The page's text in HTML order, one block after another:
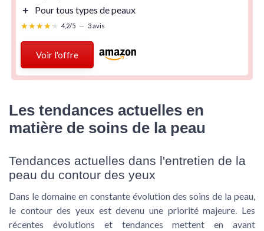
＋
Pour tous types de peaux
★★★★★
★★★★★ 4,2/5 — 3 avis
Voir l'offre
Les tendances actuelles en
matière de soins de la peau
Tendances actuelles dans l'entretien de la
peau du contour des yeux
Dans le domaine en constante évolution des soins de la peau,
le contour des yeux est devenu une priorité majeure. Les
récentes évolutions et tendances mettent en avant